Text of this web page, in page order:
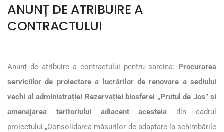
ANUNȚ DE ATRIBUIRE A
CONTRACTULUI
Anunț de atribuire a contractului pentru sarcina: Procurarea
serviciilor de proiectare a lucrărilor de renovare a sediului
vechi al administrației Rezervației biosferei „Prutul de Jos” și
amenajarea teritoriului adiacent
acesteia din cadrul
proiectului „Consolidarea măsurilor de adaptare la schimbările